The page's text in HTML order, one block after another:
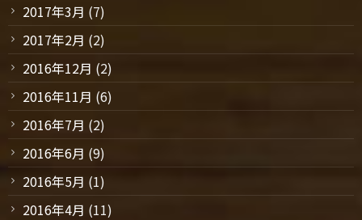
2017年3月 (7)
2017年2月 (2)
2016年12月 (2)
2016年11月 (6)
2016年7月 (2)
2016年6月 (9)
2016年5月 (1)
2016年4月 (11)